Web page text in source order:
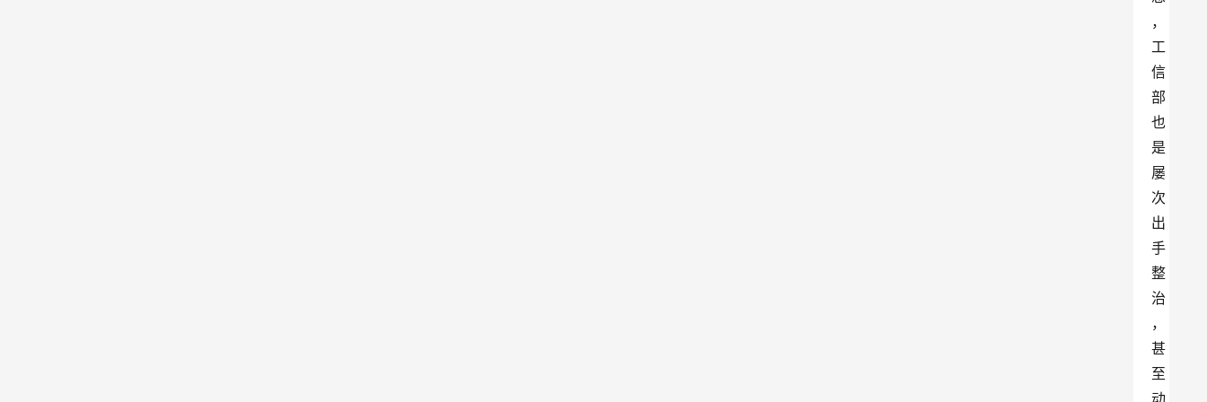
，
工
信
部
也
是
屡
次
出
手
整
治
，
甚
至
动